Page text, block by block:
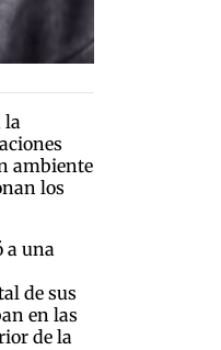
la
ambiente
los
a una
de sus
en las
de la